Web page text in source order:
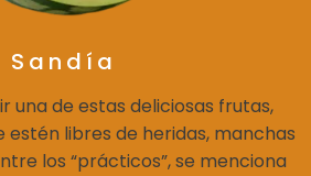
Sandía
una de estas deliciosas frutas,
estén libres de heridas, manchas
los “prácticos”, se menciona